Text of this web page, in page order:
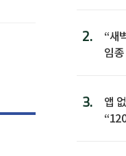
2.
“새
임
3.
앱